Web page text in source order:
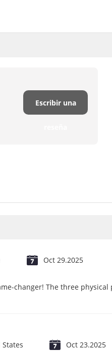
Escribir una
Oct 29.2025
changer! The three
Oct 23.2025